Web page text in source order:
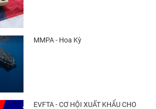
MMPA - Hoa Kỳ
EVFTA - CƠ HỘI XUẤT KHẨU CHO